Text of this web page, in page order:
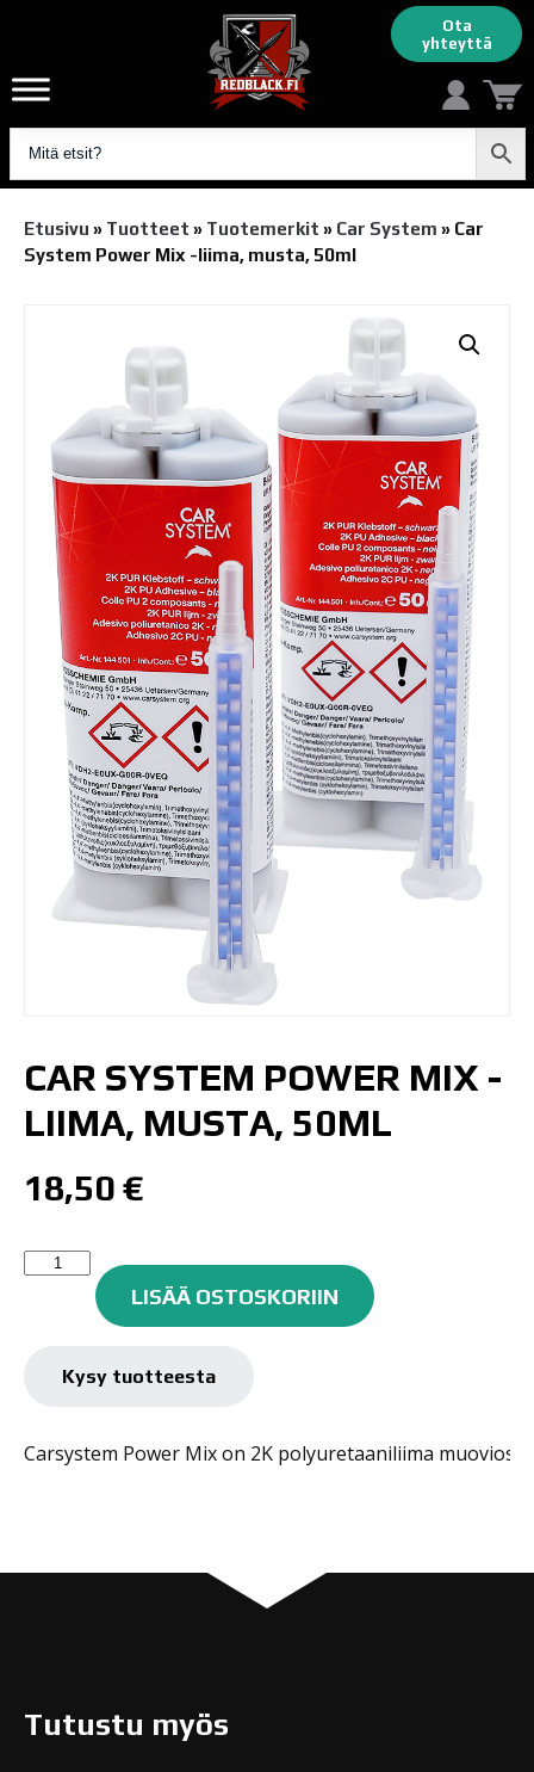
Ota
yhteyttä
Etusivu » Tuotteet » Tuotemerkit » Car System » Car
System Power Mix -liima, musta, 50ml
CAR SYSTEM POWER MIX -
LIIMA, MUSTA, 50ML
18,50 €
Car
50ml
LISÄÄ OSTOSKORIIN
Kysy tuotteesta
Carsystem Power Mix on 2K polyuretaaniliima
Tutustu myös